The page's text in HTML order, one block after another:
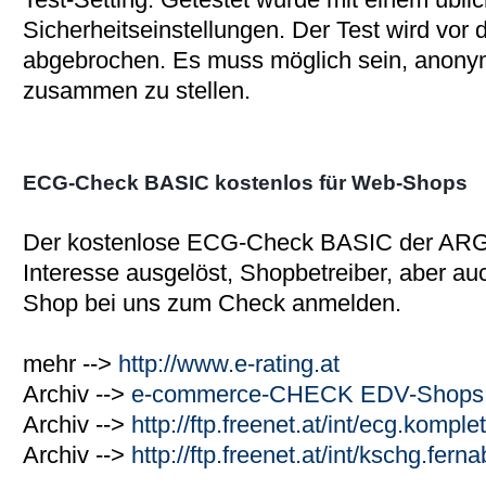
Sicherheitseinstellungen. Der Test wird vor
abgebrochen. Es muss möglich sein,
zusammen zu stellen.
ECG-Check BASIC kostenlos für Web-Shops
Der kostenlose ECG-Check BASIC der
Interesse ausgelöst, Shopbetreiber, aber
Shop bei uns zum Check anmelden.
mehr --> http://www.e-rating.at
Archiv --> e-commerce-CHECK EDV-
Archiv --> http://ftp.freenet.at/int/
Archiv --> http://ftp.freenet.at/int/